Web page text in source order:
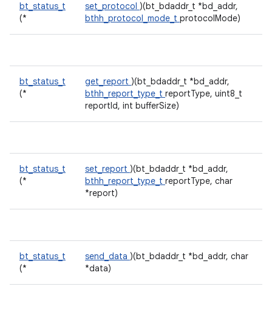
bt_status_t
(*
set_protocol )(bt_bdaddr_t *bd_addr,
bthh_protocol_mode_t protocolMode)
bt_status_t
(*
get_report )(bt_bdaddr_t *bd_addr,
bthh_report_type_t reportType, uint8_t
reportId, int bufferSize)
bt_status_t
(*
set_report )(bt_bdaddr_t *bd_addr,
bthh_report_type_t reportType, char
*report)
bt_status_t
(*
send_data )(bt_bdaddr_t *bd_addr, char
*data)